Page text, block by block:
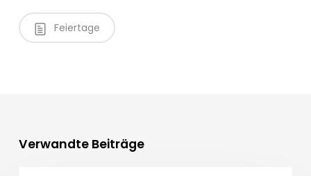
Feiertage
Verwandte Beiträge